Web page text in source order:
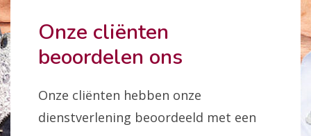
Onze cliënten
beoordelen ons
Onze cliënten hebben onze
dienstverlening beoordeeld met een